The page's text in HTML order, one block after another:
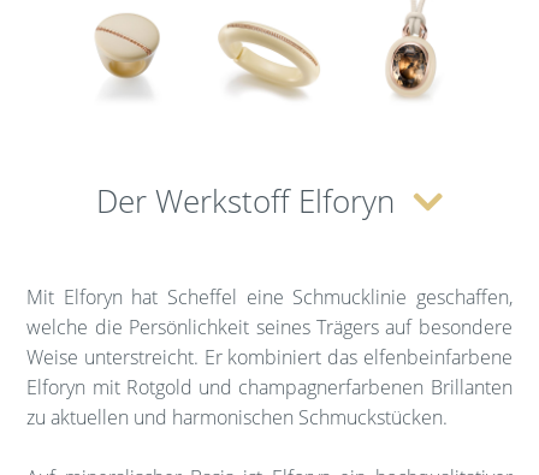
Der Werkstoff Elforyn
Mit Elforyn hat Scheffel eine Schmucklinie geschaffen,
welche die Persönlichkeit seines Trägers auf besondere
Weise unterstreicht. Er kombiniert das elfenbeinfarbene
Elforyn mit Rotgold und champagnerfarbenen Brillanten
zu aktuellen und harmonischen Schmuckstücken.